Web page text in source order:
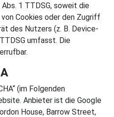
1 TTDSG, soweit die
Cookies oder den Zugriff
des Nutzers (z. B. Device-
umfasst. Die
(im Folgenden
Anbieter ist die Google
House, Barrow Street,